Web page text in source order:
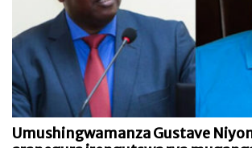
Umushingwamanza Gustave